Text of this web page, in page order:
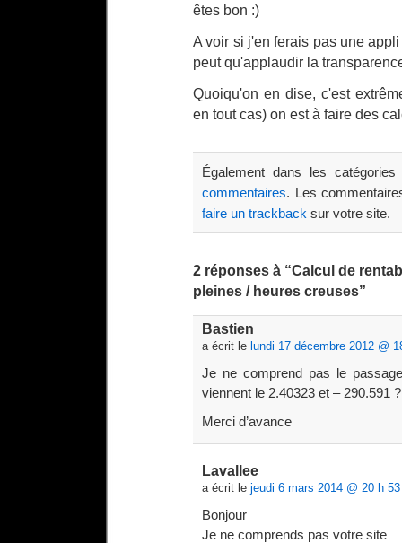
êtes bon :)
A voir si j'en ferais pas une
peut qu'applaudir la
Quoiqu'on en dise, c'est
en tout cas) on est à faire des
Également dans les
commentaires. Les
faire un trackback sur votre site.
2 réponses à “Calcul de
pleines / heures creuses”
Bastien
a écrit le lundi 17 décembre 2012 @
Je ne comprend pas le
viennent le 2.40323 et – 290.591 ?
Merci d’avance
Lavallee
a écrit le jeudi 6 mars 2014 @ 20 h 53
Bonjour
Je ne comprends pas votre site